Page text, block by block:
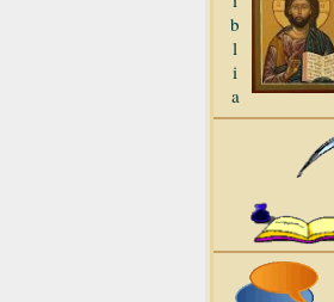
b
l
i
a